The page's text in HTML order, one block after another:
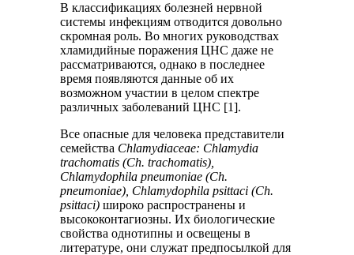
В классификациях болезней нервной
системы инфекциям отводится довольно
скромная роль. Во многих руководствах
хламидийные поражения ЦНС даже не
рассматриваются, однако в последнее
время появляются данные об их
возможном участии в целом спектре
различных заболеваний ЦНС [1].
Все опасные для человека представители
семейства Chlamуdiaceae: Сhlamydia
trachomatis (Ch. trachomatis),
Сhlamydophila pneumoniae (Сh.
pneumoniae), Сhlamydophila psittaci (Ch.
psittaci) широко распространены и
высококонтагиозны. Их биологические
свойства однотипны и освещены в
литературе, они служат предпосылкой для